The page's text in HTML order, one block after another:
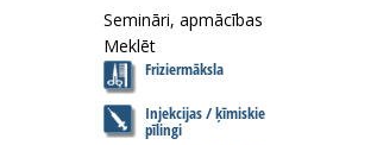
Semināri, apmācības
Meklēt
Friziermāksla
Injekcijas / ķīmiskie
pīlingi